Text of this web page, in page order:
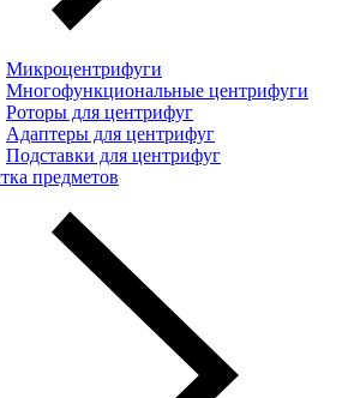
Микроцентрифуги
Многофункциональные центрифуги
Роторы для центрифуг
Адаптеры для центрифуг
Подставки для центрифуг
предметов